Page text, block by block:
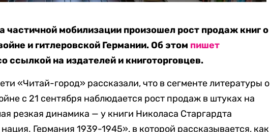
частичной мобилизации произошел рост продаж книг о
и гитлеровской Германии. Об этом пишет
ссылкой на издателей и книготорговцев.
«Читай-город» рассказали, что в сегменте литературы о
с 21 сентября наблюдается рост продаж в штуках на
резкая динамика — у книги Николаса Старгардта
Германия 1939-1945», в которой рассказывается, как